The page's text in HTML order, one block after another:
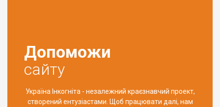
Допоможи
сайту
Україна Інкогніта - незалежний краєзнавчий проект,
створений ентузіастами. Щоб працювати далі, нам